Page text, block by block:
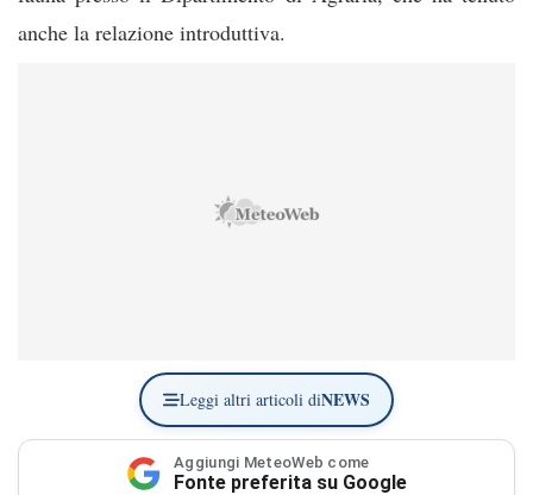
anche la relazione introduttiva.
Leggi altri articoli diNEWS
Aggiungi MeteoWeb come
Fonte preferita su Google